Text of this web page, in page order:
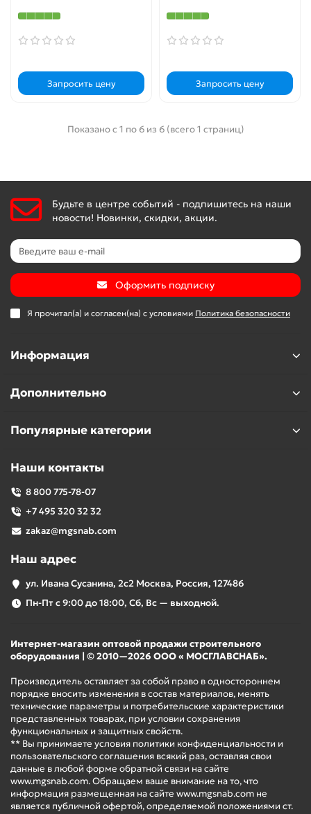
Запросить цену Запросить цену
Показано с 1 по 6 из 6 (всего 1 страниц)
Будьте в центре событий - подпишитесь на наши
новости! Новинки, скидки, акции.
Оформить подписку
Я прочитал(а) и согласен(на) с условиями Политика безопасности
Информация
Дополнительно
Популярные категории
Наши контакты
8 800 775-78-07
+7 495 320 32 32
zakaz@mgsnab.com
Наш адрес
ул. Ивана Сусанина, 2с2 Москва, Россия, 127486
Пн-Пт с 9:00 до 18:00, Сб, Вс — выходной.
Интернет-магазин оптовой продажи строительного
оборудования | © 2010—2026 ООО « МОСГЛАВСНАБ».
Производитель оставляет за собой право в одностороннем
порядке вносить изменения в состав материалов, менять
технические параметры и потребительские характеристики
представленных товарах, при условии сохранения
функциональных и защитных свойств.
** Вы принимаете условия политики конфиденциальности и
пользовательского соглашения всякий раз, оставляя свои
данные в любой форме обратной связи на сайте
www.mgsnab.com. Обращаем ваше внимание на то, что
информация размещенная на сайте www.mgsnab.com не
является публичной офертой, определяемой положениями ст.